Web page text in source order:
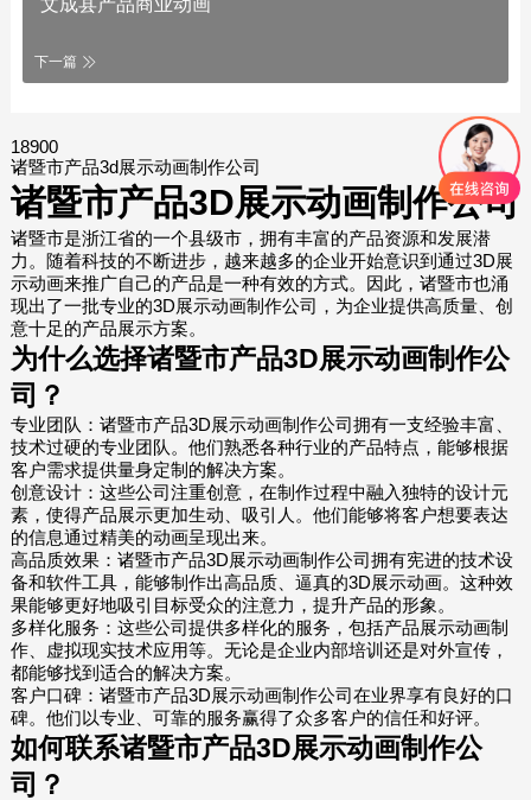
文成县产品商业动画
下一篇
18900
诸暨市产品3d展示动画制作公司
诸暨市产品3D展示动画制作公司
诸暨市是浙江省的一个县级市，拥有丰富的产品资源和发展潜
力。随着科技的不断进步，越来越多的企业开始意识到通过3D展
示动画来推广自己的产品是一种有效的方式。因此，诸暨市也涌
现出了一批专业的3D展示动画制作公司，为企业提供高质量、创
意十足的产品展示方案。
为什么选择诸暨市产品3D展示动画制作公
司？
专业团队：诸暨市产品3D展示动画制作公司拥有一支经验丰富、
技术过硬的专业团队。他们熟悉各种行业的产品特点，能够根据
客户需求提供量身定制的解决方案。
创意设计：这些公司注重创意，在制作过程中融入独特的设计元
素，使得产品展示更加生动、吸引人。他们能够将客户想要表达
的信息通过精美的动画呈现出来。
高品质效果：诸暨市产品3D展示动画制作公司拥有宪进的技术设
备和软件工具，能够制作出高品质、逼真的3D展示动画。这种效
果能够更好地吸引目标受众的注意力，提升产品的形象。
多样化服务：这些公司提供多样化的服务，包括产品展示动画制
作、虚拟现实技术应用等。无论是企业内部培训还是对外宣传，
都能够找到适合的解决方案。
客户口碑：诸暨市产品3D展示动画制作公司在业界享有良好的口
碑。他们以专业、可靠的服务赢得了众多客户的信任和好评。
如何联系诸暨市产品3D展示动画制作公
司？